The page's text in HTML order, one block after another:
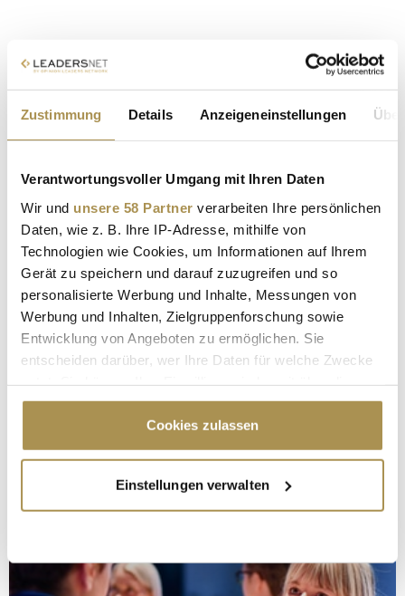
Zustimmung Details Anzeigeneinstellungen
Verantwortungsvoller Umgang mit Ihren Daten
Wir und unsere 58 Partner verarbeiten Ihre persönlichen
Daten, wie z. B. Ihre IP-Adresse, mithilfe von
Technologien wie Cookies, um Informationen auf Ihrem
Gerät zu speichern und darauf zuzugreifen und so
personalisierte Werbung und Inhalte, Messungen von
Werbung und Inhalten, Zielgruppenforschung sowie
Entwicklung von Angeboten zu ermöglichen. Sie
entscheiden darüber, wer Ihre Daten für welche Zwecke
Cookie-Erklärung oder durch Klicken auf das Privacy
Trigger Symbol ändern oder widerrufen
Informationen über Ihre geografische Lage
erfassen, welche bis auf einige Meter genau sein
bestimmten Merkmalen (Fingerprinting) identifizieren
Cookies zulassen
Einstellungen verwalten